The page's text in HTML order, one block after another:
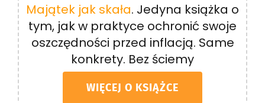
Majątek jak skała. Jedyna książka o
tym, jak w praktyce ochronić swoje
oszczędności przed inflacją. Same
konkrety. Bez ściemy
WIĘCEJ O KSIĄŻCE